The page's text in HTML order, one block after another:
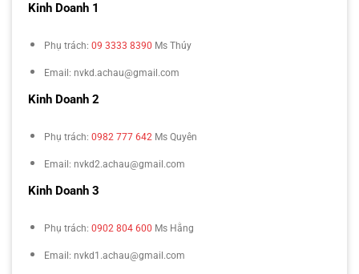
Kinh Doanh 1
Phụ trách: 09 3333 8390 Ms Thúy
Email: nvkd.achau@gmail.com
Kinh Doanh 2
Phụ trách: 0982 777 642 Ms Quyên
Email: nvkd2.achau@gmail.com
Kinh Doanh 3
Phụ trách: 0902 804 600 Ms Hằng
Email: nvkd1.achau@gmail.com